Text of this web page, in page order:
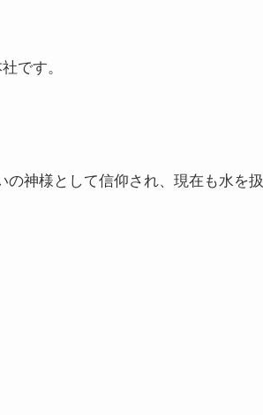
です。
の神様として信仰され、現在も水を扱